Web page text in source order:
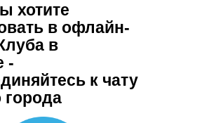
хотите
в офлайн-
в
-
к чату
города